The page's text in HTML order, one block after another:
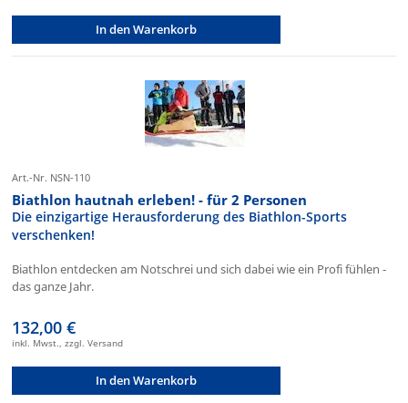
In den Warenkorb
Art.-Nr. NSN-110
Biathlon hautnah erleben! - für 2 Personen
Die einzigartige Herausforderung des Biathlon-Sports
verschenken!
Biathlon entdecken am Notschrei und sich dabei wie ein Profi fühlen -
das ganze Jahr.
132,00 €
inkl. Mwst., zzgl. Versand
In den Warenkorb